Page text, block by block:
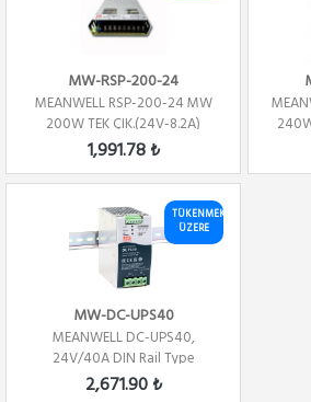
MW-RSP-200-24
MEANWELL RSP-200-24 MW
200W TEK ÇIK.(24V-8.2A)
1,991.78 ₺
TÜKENMEK
ÜZERE
MW-DC-UPS40
MEANWELL DC-UPS40,
24V/40A DIN Rail Type
Uninterruptible DC-UPS Mo...
2,671.90 ₺